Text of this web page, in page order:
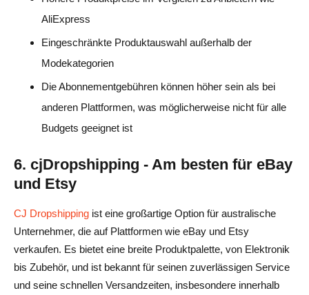
AliExpress
Eingeschränkte Produktauswahl außerhalb der
Modekategorien
Die Abonnementgebühren können höher sein als bei
anderen Plattformen, was möglicherweise nicht für alle
Budgets geeignet ist
6. cjDropshipping - Am besten für eBay
und Etsy
CJ Dropshipping ist eine großartige Option für australische
Unternehmer, die auf Plattformen wie eBay und Etsy
verkaufen. Es bietet eine breite Produktpalette, von Elektronik
bis Zubehör, und ist bekannt für seinen zuverlässigen Service
und seine schnellen Versandzeiten, insbesondere innerhalb